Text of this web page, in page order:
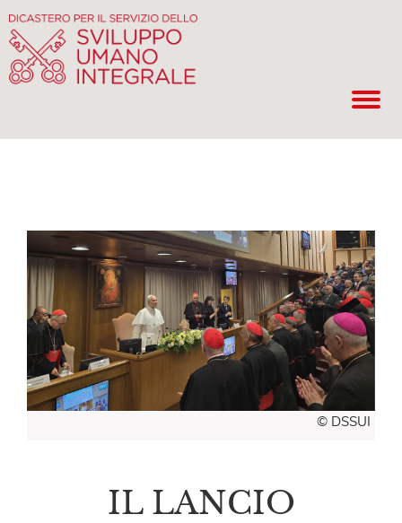
© DSSUI
IL LANCIO